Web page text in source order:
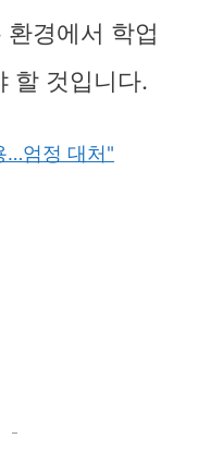
경에서 학업
할 것입니다.
…엄정 대처"